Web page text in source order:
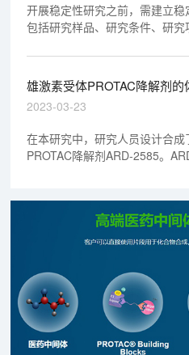
开展稳定性研究之前，需建立稳
包括研究样品、研究条件、研
雄激素受体PROTAC降解剂
2023-03-23
在本研究中，研究人员设计合
PROTAC降解剂ARD-2585。